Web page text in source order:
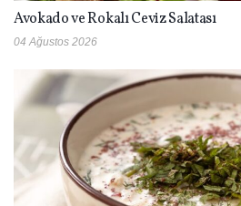
Avokado ve Rokalı Ceviz Salatası
04 Ağustos 2026